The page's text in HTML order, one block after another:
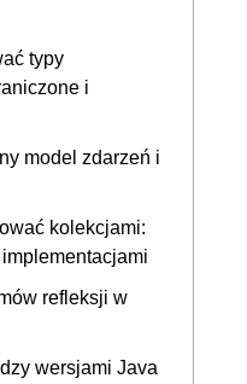
typy
i
model zdarzeń i
kolekcjami:
refleksji w
wersjami Java